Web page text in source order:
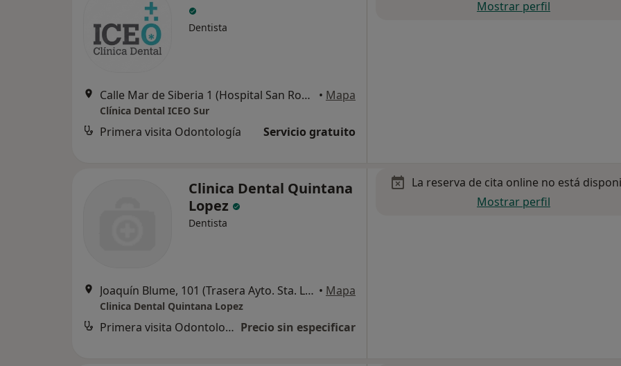
Dentista
Calle Mar de Siberia 1 (Hospital San Roque Meloneras), Maspalomas • Mapa
Clínica Dental ICEO Sur
Primera visita Odontología Servicio gratuito
Mostrar perfil
Clinica Dental Quintana
Lopez
Dentista
Joaquín Blume, 101 (Trasera Ayto. Sta. Lucía), Vecindario • Mapa
Clinica Dental Quintana Lopez
Primera visita Odontología Precio sin especificar
La reserva de cita online no está
Mostrar perfil